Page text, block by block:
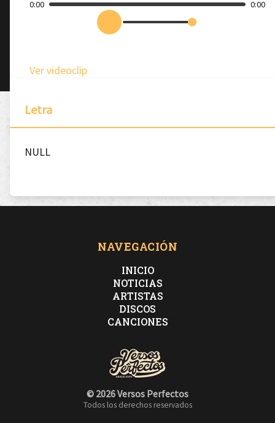
0:00 0:00
Ver videoclip
Letra
NULL
NAVEGACIÓN
INICIO
NOTICIAS
ARTISTAS
DISCOS
CANCIONES
© 2026 Versos Perfectos
Todos los derechos reservados